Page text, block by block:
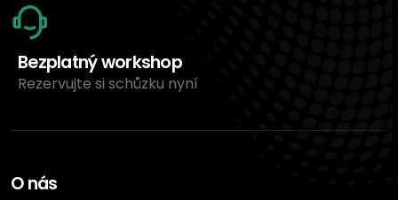
Bezplatný workshop
Rezervujte si schůzku nyní
O nás